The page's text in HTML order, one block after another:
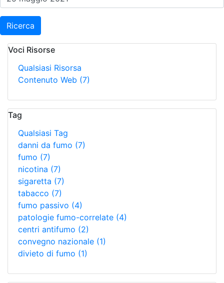
Ricerca
Voci Risorse
Qualsiasi Risorsa
Contenuto Web (7)
Tag
Qualsiasi Tag
danni da fumo (7)
fumo (7)
nicotina (7)
sigaretta (7)
tabacco (7)
fumo passivo (4)
patologie fumo-correlate (4)
centri antifumo (2)
convegno nazionale (1)
divieto di fumo (1)